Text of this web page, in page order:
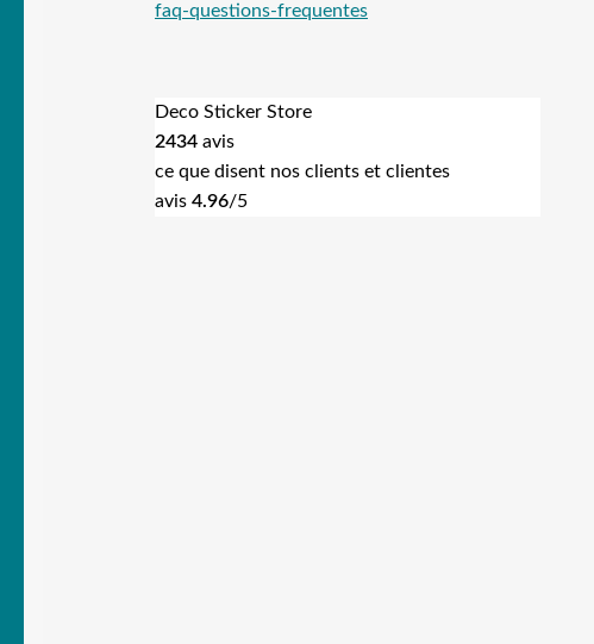
faq-questions-frequentes
Deco Sticker Store
2434 avis
ce que disent nos clients et clientes
avis4.96/5